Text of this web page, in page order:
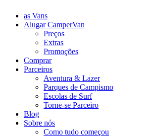
as Vans
Alugar CamperVan
Preços
Extras
Promoções
Comprar
Parceiros
Aventura & Lazer
Parques de Campismo
Escolas de Surf
Torne-se Parceiro
Blog
Sobre nós
Como tudo começou